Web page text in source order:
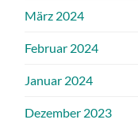
März 2024
Februar 2024
Januar 2024
Dezember 2023